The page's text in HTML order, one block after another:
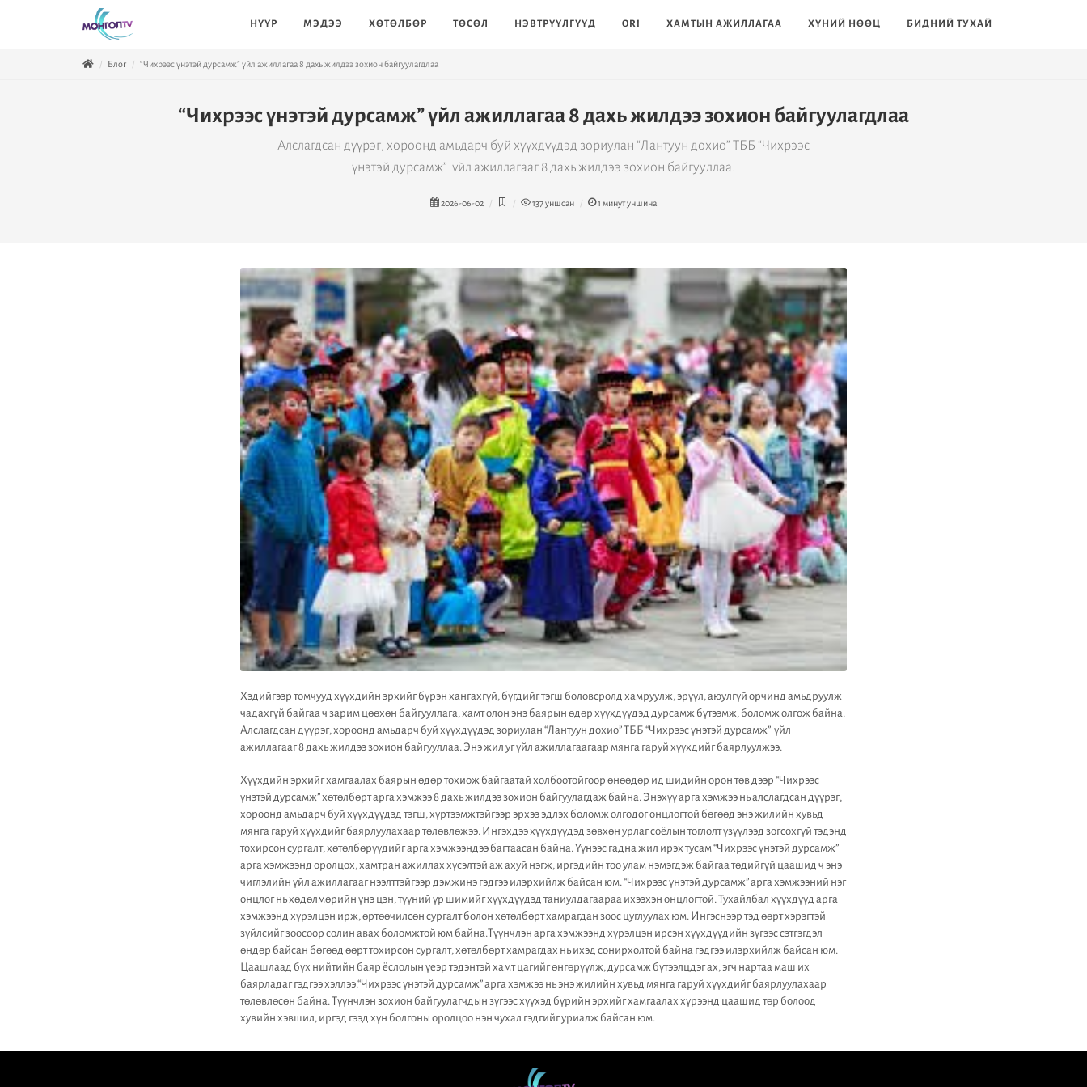
НҮҮР МЭДЭЭ ХӨТӨЛБӨР ТӨСӨЛ НЭВТРҮҮЛГҮҮД ORI ХАМТЫН АЖИЛЛАГАА ХҮНИЙ НӨӨЦ БИДНИЙ ТУХАЙ
Блог “Чихрээс үнэтэй дурсамж” үйл ажиллагаа 8 дахь жилдээ зохион байгуулагдлаа
“Чихрээс үнэтэй дурсамж” үйл ажиллагаа 8 дахь жилдээ зохион байгуулагдлаа
Алслагдсан дүүрэг, хороонд амьдарч буй хүүхдүүдэд зориулан “Лантуун дохио” ТББ “Чихрээс
үнэтэй дурсамж” үйл ажиллагааг 8 дахь жилдээ зохион байгууллаа.
2026-06-02 137уншсан 1 минут уншина
Хэдийгээр томчууд хүүхдийн эрхийг бүрэн хангахгүй, бүгдийг тэгш боловсролд хамруулж, эрүүл, аюулгүй орчинд амьдруулж
чадахгүй байгаа ч зарим цөөхөн байгууллага, хамт олон энэ баярын өдөр хүүхдүүдэд дурсамж бүтээмж, боломж олгож байна.
Алслагдсан дүүрэг, хороонд амьдарч буй хүүхдүүдэд зориулан “Лантуун дохио” ТББ “Чихрээс үнэтэй дурсамж” үйл
ажиллагааг 8 дахь жилдээ зохион байгууллаа. Энэ жил уг үйл ажиллагаагаар мянга гаруй хүүхдийг баярлуулжээ.
Хүүхдийн эрхийг хамгаалах баярын өдөр тохиож байгаатай холбоотойгоор өнөөдөр ид шидийн орон төв дээр “Чихрээс
үнэтэй дурсамж” хөтөлбөрт арга хэмжээ 8 дахь жилдээ зохион байгуулагдаж байна. Энэхүү арга хэмжээ нь алслагдсан дүүрэг,
хороонд амьдарч буй хүүхдүүдэд тэгш, хүртээмжтэйгээр эрхээ эдлэх боломж олгодог онцлогтой бөгөөд энэ жилийн хувьд
мянга гаруй хүүхдийг баярлуулахаар төлөвлөжээ. Ингэхдээ хүүхдүүдэд зөвхөн урлаг соёлын тоглолт үзүүлээд зогсохгүй тэдэнд
тохирсон сургалт, хөтөлбөрүүдийг арга хэмжээндээ багтаасан байна. Үүнээс гадна жил ирэх тусам “Чихрээс үнэтэй дурсамж”
арга хэмжээнд оролцох, хамтран ажиллах хүсэлтэй аж ахуй нэгж, иргэдийн тоо улам нэмэгдэж байгаа төдийгүй цаашид ч энэ
чиглэлийн үйл ажиллагааг нээлттэйгээр дэмжинэ гэдгээ илэрхийлж байсан юм. “Чихрээс үнэтэй дурсамж” арга хэмжээний нэг
онцлог нь хөдөлмөрийн үнэ цэн, түүний үр шимийг хүүхдүүдэд таниулдагаараа ихээхэн онцлогтой. Тухайлбал хүүхдүүд арга
хэмжээнд хүрэлцэн ирж, өртөөчилсөн сургалт болон хөтөлбөрт хамрагдан зоос цуглуулах юм. Ингэснээр тэд өөрт хэрэгтэй
зүйлсийг зоосоор солин авах боломжтой юм байна.Түүнчлэн арга хэмжээнд хүрэлцэн ирсэн хүүхдүүдийн зүгээс сэтгэгдэл
өндөр байсан бөгөөд өөрт тохирсон сургалт, хөтөлбөрт хамрагдах нь ихэд сонирхолтой байна гэдгээ илэрхийлж байсан юм.
Цаашлаад бүх нийтийн баяр ёслолын үеэр тэдэнтэй хамт цагийг өнгөрүүлж, дурсамж бүтээлцдэг ах, эгч нартаа маш их
баярладаг гэдгээ хэллээ.“Чихрээс үнэтэй дурсамж” арга хэмжээ нь энэ жилийн хувьд мянга гаруй хүүхдийг баярлуулахаар
төлөвлөсөн байна. Түүнчлэн зохион байгуулагчдын зүгээс хүүхэд бүрийн эрхийг хамгаалах хүрээнд цаашид төр болоод
хувийн хэвшил, иргэд гээд хүн болгоны оролцоо нэн чухал гэдгийг уриалж байсан юм.